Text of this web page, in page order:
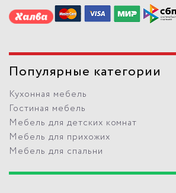
Популярные категории
Кухонная мебель
Гостиная мебель
Мебель для детских комнат
Мебель для прихожих
Мебель для спальни